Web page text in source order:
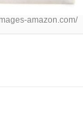
amazon.com/